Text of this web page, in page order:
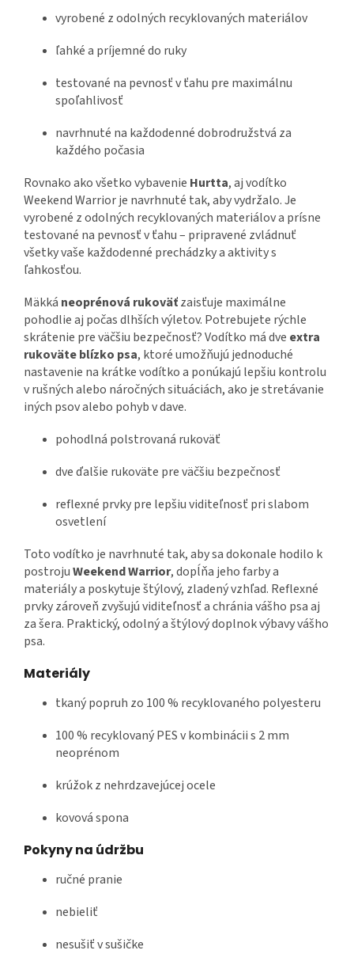
vyrobené z odolných recyklovaných materiálov
ľahké a príjemné do ruky
testované na pevnosť v ťahu pre maximálnu
spoľahlivosť
navrhnuté na každodenné dobrodružstvá za
každého počasia
Rovnako ako všetko vybavenie Hurtta, aj vodítko
Weekend Warrior je navrhnuté tak, aby vydržalo. Je
vyrobené z odolných recyklovaných materiálov a prísne
testované na pevnosť v ťahu – pripravené zvládnuť
všetky vaše každodenné prechádzky a aktivity s
ľahkosťou.
Mäkká neoprénová rukoväťzaisťuje maximálne
pohodlie aj počas dlhších výletov. Potrebujete rýchle
skrátenie pre väčšiu bezpečnosť? Vodítko má dve extra
rukoväte blízko psa, ktoré umožňujú jednoduché
nastavenie na krátke vodítko a ponúkajú lepšiu kontrolu
v rušných alebo náročných situáciách, ako je stretávanie
iných psov alebo pohyb v dave.
pohodlná polstrovaná rukoväť
dve ďalšie rukoväte pre väčšiu bezpečnosť
reflexné prvky pre lepšiu viditeľnosť pri slabom
osvetlení
Toto vodítko je navrhnuté tak, aby sa dokonale hodilo k
postrojuWeekend Warrior, dopĺňa jeho farby a
materiály a poskytuje štýlový, zladený vzhľad. Reflexné
prvky zároveň zvyšujú viditeľnosť a chránia vášho psa aj
za šera. Praktický, odolný a štýlový doplnok výbavy vášho
psa.
Materiály
tkaný popruh zo 100 % recyklovaného polyesteru
100 % recyklovaný PES v kombinácii s 2 mm
neoprénom
krúžok z nehrdzavejúcej ocele
kovová spona
Pokyny na údržbu
ručné pranie
nebieliť
nesušiť v sušičke